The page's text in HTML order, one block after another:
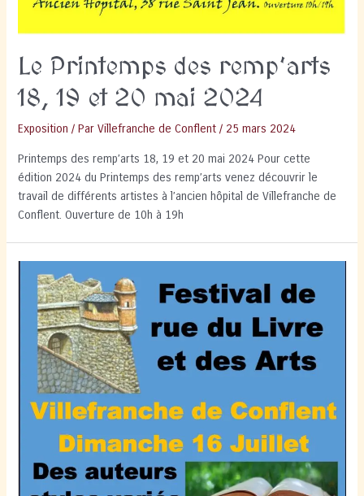
Le Printemps des remp’arts
18, 19 et 20 mai 2024
Exposition / ParVillefranche de Conflent / 25 mars 2024
Printemps des remp’arts 18, 19 et 20 mai 2024 Pour cette
édition 2024 du Printemps des remp’arts venez découvrir le
travail de différents artistes à l’ancien hôpital de Villefranche de
Conflent. Ouverture de 10h à 19h